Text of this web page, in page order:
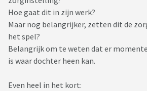
Hoe gaat dit in zijn werk?
Maar nog belangrijker, zetten dit de
het spel?
Belangrijk om te weten dat er
is waar dochter heen kan.
Even heel in het kort: